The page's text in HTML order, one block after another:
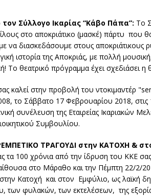
Σύλλογο Ικαρίας “Κάβο Πάπα”: Το
στο αποκριάτικο (μασκέ) πάρτυ
διασκεδάσουμε στους αποκριάτικους
ιστορία της Αποκριάς, με πολλή
Το θεατρικό πρόγραμμα έχει
καλεί στην προβολή του ντοκιμαντέρ
το Σάββατο 17 Φεβρουαρίου 2018,
συνέλευση της Εταιρείας
Συμβουλίου.
ΤΡΑΓΟΥΔΙ στην ΚΑΤΟΧΗ &
τα 100 χρόνια από την ίδρυση του ΚΚΕ
στο Μάραθο και την Πέμπτη 22/2/
Κατοχή και στον Εμφύλιο, ως λαϊκή
των φυλακών, των εκτελέσεων, της